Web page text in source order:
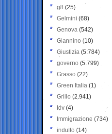
g8 (25)
Gelmini (68)
Genova (542)
Giannino (10)
Giustizia (5.784)
governo (5.799)
Grasso (22)
Green Italia (1)
Grillo (2.941)
Idv (4)
Immigrazione (734)
indulto (14)